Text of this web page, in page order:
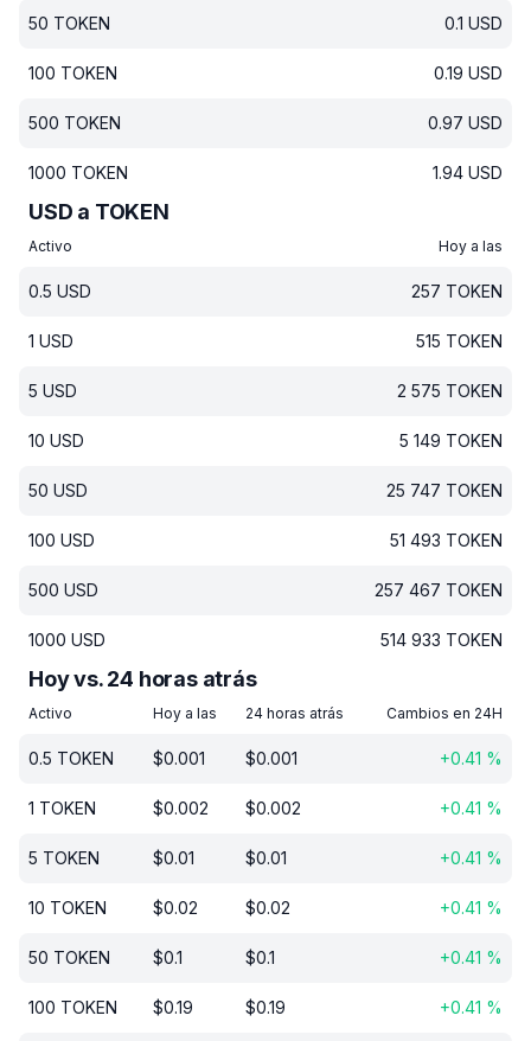
50 TOKEN 0.1 USD
100 TOKEN 0.19 USD
500 TOKEN 0.97 USD
1000 TOKEN 1.94 USD
USD a TOKEN
Activo Hoy a las
0.5 USD 257 TOKEN
1 USD 515 TOKEN
5 USD 2 575 TOKEN
10 USD 5 149 TOKEN
50 USD 25 747 TOKEN
100 USD 51 493 TOKEN
500 USD 257 467 TOKEN
1000 USD 514 933 TOKEN
Hoy vs. 24 horas atrás
Activo Hoy a las 24 horas atrás Cambios en 24H
0.5 TOKEN $0.001 $0.001 +0.41 %
1 TOKEN $0.002 $0.002 +0.41 %
5 TOKEN $0.01 $0.01 +0.41 %
10 TOKEN $0.02 $0.02 +0.41 %
50 TOKEN $0.1 $0.1 +0.41 %
100 TOKEN $0.19 $0.19 +0.41 %